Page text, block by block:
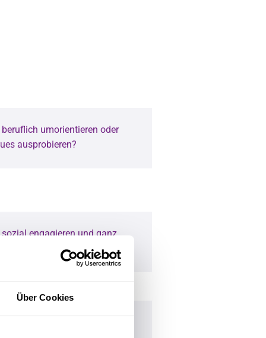
Über Cookies
umorientieren oder
ausprobieren?
engagieren und ganz